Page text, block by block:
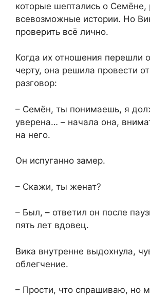
которые шептались о Семёне,
всевозможные истории. Но
проверить всё лично.
Когда их отношения перешли
черту, она решила провести
разговор:
– Семён, ты понимаешь, я
уверена… – начала она,
на него.
Он испуганно замер.
– Скажи, ты женат?
– Был, – ответил он после
пять лет вдовец.
Вика внутренне выдохнула,
облегчение.
– Прости, что спрашиваю, но